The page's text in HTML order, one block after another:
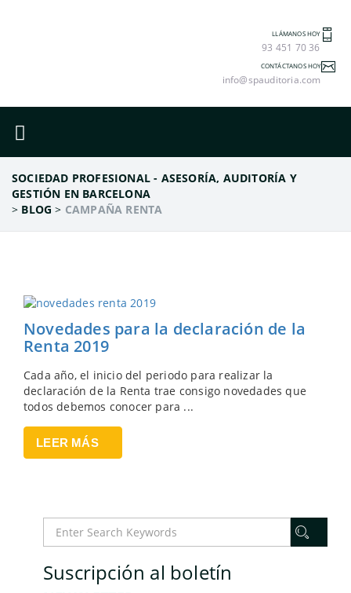
LLÁMANOS HOY
93 451 70 36
CONTÁCTANOS HOY
info@spauditoria.com
SOCIEDAD PROFESIONAL - ASESORÍA, AUDITORÍA Y
GESTIÓN EN BARCELONA
> BLOG > CAMPAÑA RENTA
Novedades para la declaración de la
Renta 2019
Cada año, el inicio del periodo para realizar la
declaración de la Renta trae consigo novedades que
todos debemos conocer para ...
LEER MÁS
Suscripción al boletín